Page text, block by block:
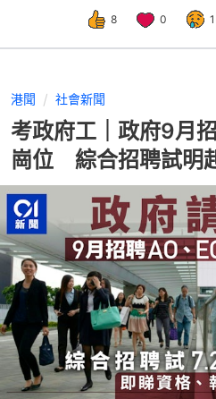
8 0 1
港聞 社會新聞
考政府工｜政府9月
崗位 綜合招聘試明